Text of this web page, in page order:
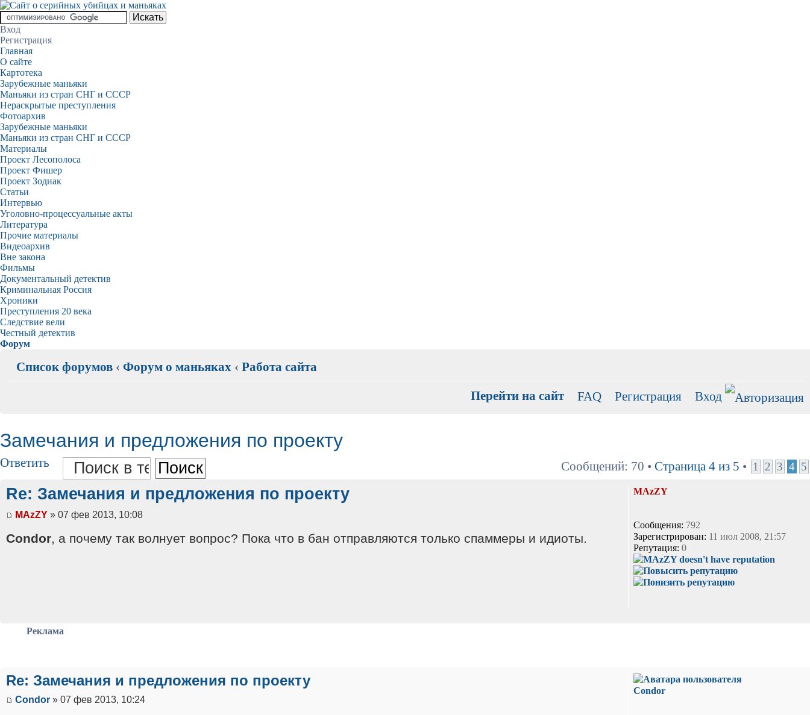
Вход
Регистрация
Главная
О сайте
Картотека
Зарубежные маньяки
Маньяки из стран СНГ и СССР
Нераскрытые преступления
Фотоархив
Зарубежные маньяки
Маньяки из стран СНГ и СССР
Материалы
Проект Лесополоса
Проект Фишер
Проект Зодиак
Статьи
Интервью
Уголовно-процессуальные акты
Литература
Прочие материалы
Видеоархив
Вне закона
Фильмы
Документальный детектив
Криминальная Россия
Хроники
Преступления 20 века
Следствие вели
Честный детектив
Форум
Список форумов ‹ Форум о маньяках ‹ Работа сайта
Перейти на сайт FAQ Регистрация Вход
Замечания и предложения по проекту
Ответить Сообщений: 70 • Страница 4 из 5 • 1 2 3 4 5
Re: Замечания и предложения по проекту
MAzZY » 07 фев 2013, 10:08
Condor, а почему так волнует вопрос? Пока что в бан отправляются только спаммеры и идиоты.
MAzZY
Сообщения: 792
Зарегистрирован: 11 июл 2008, 21:57
Репутация: 0
Реклама
Re: Замечания и предложения по проекту
Condor » 07 фев 2013, 10:24
Condor